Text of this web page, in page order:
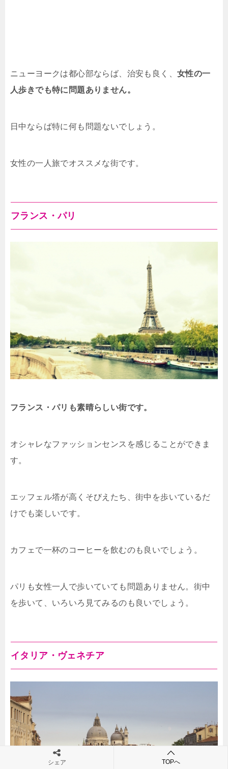
ニューヨークは都心部ならば、治安も良く、 女性の一
人歩きでも特に問題ありません。
日中ならば特に何も問題ないでしょう。
女性の一人旅でオススメな街です。
フランス・パリ
フランス・パリも素晴らしい街です。
オシャレなファッションセンスを感じることができま
す。
エッフェル塔が高くそびえたち、街中を歩いているだ
けでも楽しいです。
カフェで一杯のコーヒーを飲むのも良いでしょう。
パリも女性一人で歩いていても問題ありません。街中
を歩いて、いろいろ見てみるのも良いでしょう。
イタリア・ヴェネチア
シェア TOPへ